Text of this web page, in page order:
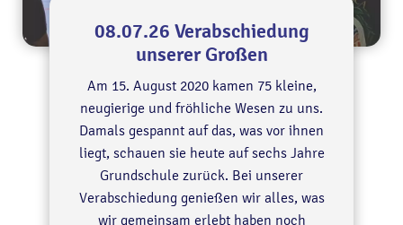
08.07.26 Verabschiedung
unserer Großen
Am 15. August 2020 kamen 75 kleine,
neugierige und fröhliche Wesen zu uns.
Damals gespannt auf das, was vor ihnen
liegt, schauen sie heute auf sechs Jahre
Grundschule zurück. Bei unserer
Verabschiedung genießen wir alles, was
wir gemeinsam erlebt haben noch